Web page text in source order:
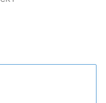
корпусі (видно
коректно